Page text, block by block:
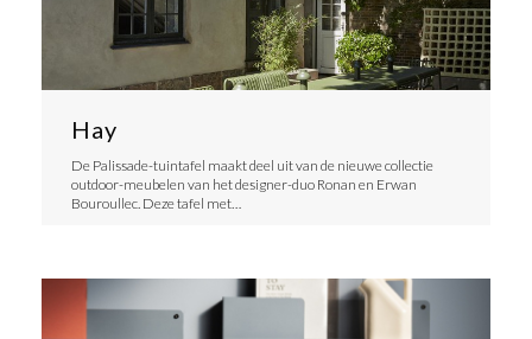
Hay
De Palissade-tuintafel maakt deel uit van de nieuwe collectie
outdoor-meubelen van het designer-duo Ronan en Erwan
Bouroullec. Deze tafel met…